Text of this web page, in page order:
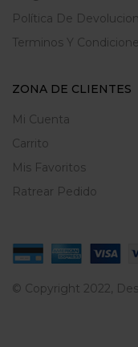
Política De
Terminos Y
ZONA DE CLIENTES
Mi Cuenta
Carrito
Mis Favoritos
Ratrear Pedido
© Copyright 2022,